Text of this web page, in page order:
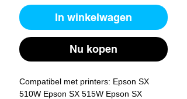
In winkelwagen
Nu kopen
Compatibel met printers: Epson SX
510W Epson SX 515W Epson SX